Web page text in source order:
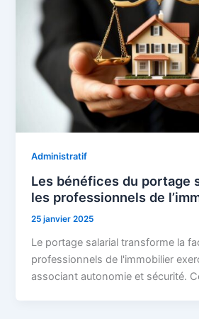
Administratif
Les bénéfices du portage
les professionnels de
25 janvier 2025
Le portage salarial transforme la
professionnels de l'immobilier
associant autonomie et sécurité.